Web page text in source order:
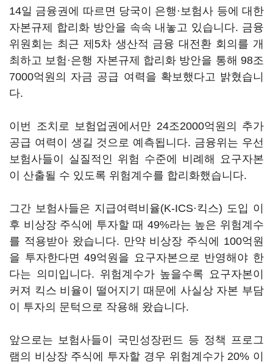
14일 금융권에 따르면 당국이 은행·보험사 등에 대한
자본규제 합리화 방안을 속속 내놓고 있습니다. 금융
위원회는 최근 제5차 생산적 금융 대전환 회의를 개
최하고 보험·은행 자본규제 합리화 방안을 통해 98조
7000억원의 자금 공급 여력을 확보했다고 밝혔습니
다.
이번 조치로 보험업권에서만 24조2000억원의 추가
공급 여력이 생길 것으로 예측됩니다. 금융위는 우선
보험사들이 실질적인 위험 수준에 비례해 요구자본
이 산출될 수 있도록 위험계수를 합리화했습니다.
그간 보험사들은 지급여력비율(K-ICS·킥스) 도입 이
후 비상장 주식에 투자할 때 49%라는 높은 위험계수
를 적용받아 왔습니다. 만약 비상장 주식에 100억원
을 투자한다면 49억원을 요구자본으로 반영해야 한
다는 의미입니다. 위험계수가 높을수록 요구자본이
커져 킥스 비율이 떨어지기 때문에 사실상 자본 부담
이 투자의 문턱으로 작용해 왔습니다.
앞으로는 보험사들이 국민성장펀드 등 정책 프로그
램의 비상장 주식에 투자할 경우 위험계수가 20% 이